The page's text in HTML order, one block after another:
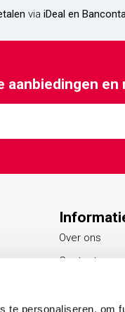
te personaliseren, om
via iDeal en
aanbiedingen en
Over ons
Contact